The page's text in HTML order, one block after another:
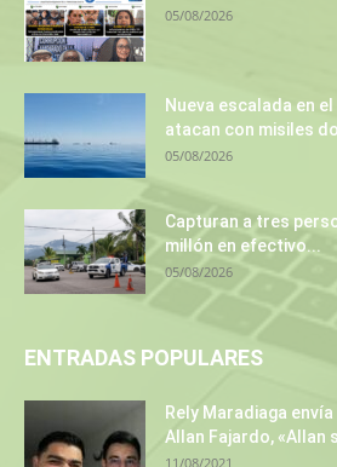
05/08/2026
Nueva escalada en
atacan con misiles
05/08/2026
Capturan a tres
millón en efectivo...
05/08/2026
ENTRADAS POPULARES
Rely Maradiaga
Allan Fajardo, «Allan
11/08/2021